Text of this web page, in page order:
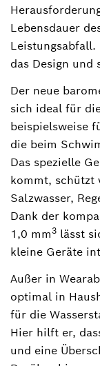
Lebensdauer
das Design und
Der neue
sich ideal für
beispielsweise
die beim
Das spezielle
kommt, schützt
Salzwasser,
Dank der
1,0 mm3 lässt
kleine Geräte
Außer in
optimal in
für die
Hier hilft er,
und eine